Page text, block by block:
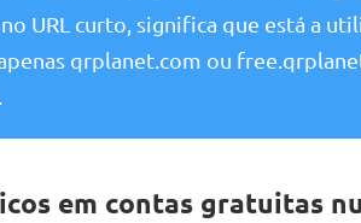
URL curto, significa que está a
qrplanet.com ou
em contas gratuitas